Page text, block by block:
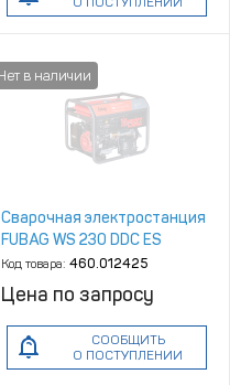
Сварочная электростанция
FUBAG WS 230 DDC ES
Код товара: 460.012425
Цена по запросу
СООБЩИТЬ
О ПОСТУПЛЕНИИ